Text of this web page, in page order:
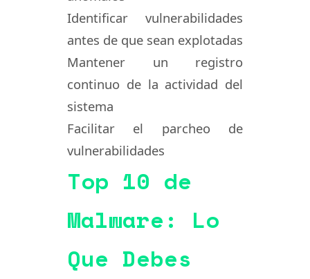
Identificar vulnerabilidades
antes de que sean explotadas
Mantener un registro
continuo de la actividad del
sistema
Facilitar el parcheo de
vulnerabilidades
Top 10 de
Malware: Lo
Que Debes